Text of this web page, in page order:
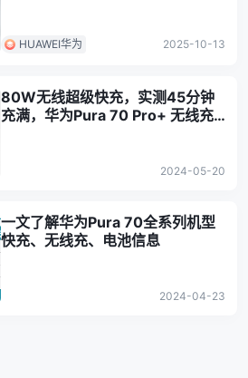
HUAWEI华为 2025-10-13
80W无线超级快充，实测45分钟
充满，华为Pura 70 Pro+ 无线充
2024-05-20
一文了解华为Pura 70全系列机型
快充、无线充、电池信息
2024-04-23